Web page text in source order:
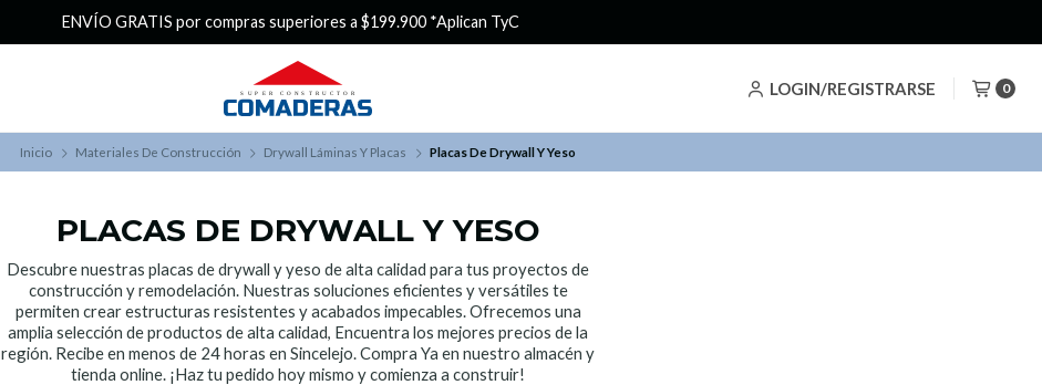
LOGIN/REGISTRARSE 0
ENVÍO GRATIS por compras superiores a $199.900 *Aplican TyC
Inicio Materiales De Construcción Drywall Láminas Y Placas Placas De Drywall Y Yeso
PLACAS DE DRYWALL Y YESO
Descubre nuestras placas de drywall y yeso de alta calidad para tus proyectos de
construcción y remodelación. Nuestras soluciones eficientes y versátiles te
permiten crear estructuras resistentes y acabados impecables. Ofrecemos una
amplia selección de productos de alta calidad, Encuentra los mejores precios de la
región. Recibe en menos de 24 horas en Sincelejo. Compra Ya en nuestro almacén y
tienda online. ¡Haz tu pedido hoy mismo y comienza a construir!